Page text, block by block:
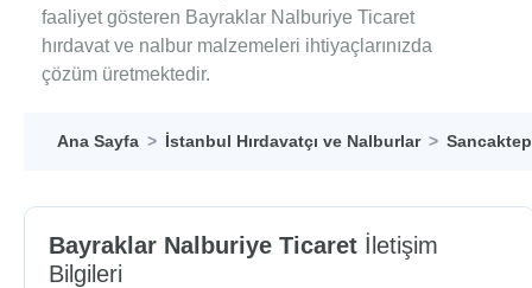
faaliyet gösteren Bayraklar Nalburiye Ticaret
hırdavat ve nalbur malzemeleri ihtiyaçlarınızda
çözüm üretmektedir.
Ana Sayfa İstanbul Hırdavatçı ve Nalburlar
Bayraklar Nalburiye Ticaret İletişim
Bilgileri